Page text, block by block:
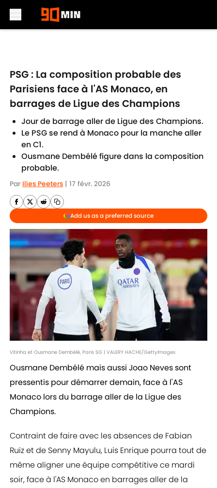
PSG : La composition probable des
Parisiens face à l'AS Monaco, en
barrages de Ligue des Champions
Jour de barrage aller de Ligue des Champions.
Le PSG se rend à Monaco pour la manche aller
en C1.
Ousmane Dembélé figure dans la composition
probable.
Par Ilies Peeters | 17 févr. 2026
Add us as a preferred source
Vitinha et Ousmane Dembélé, Paris SG | VALERY HACHE/GettyImages
Ousmane Dembélé mais aussi Joao Neves sont
pressentis pour démarrer demain, face à l'AS
Monaco lors du barrage aller de la Ligue des
Champions.
Contraint de faire avec les absences de Fabian
Ruiz et de Senny Mayulu, Luis Enrique pourra tout de
même aligner une équipe compétitive ce mardi
soir, face à l'AS Monaco en barrages aller de la